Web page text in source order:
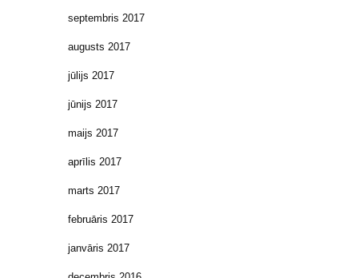
septembris 2017
augusts 2017
jūlijs 2017
jūnijs 2017
maijs 2017
aprīlis 2017
marts 2017
februāris 2017
janvāris 2017